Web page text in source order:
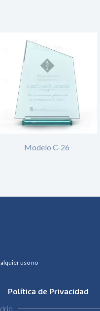
Modelo C-26
uso no
Política de Privacidad